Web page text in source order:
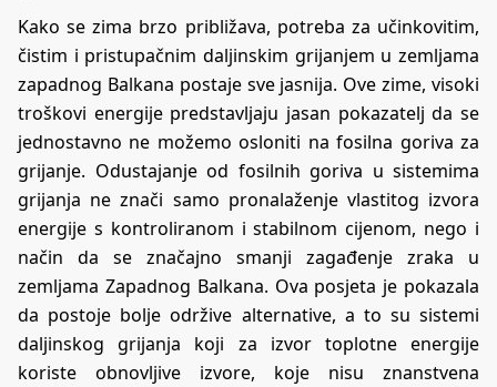
Kako se zima brzo približava, potreba za učinkovitim,
čistim i pristupačnim daljinskim grijanjem u zemljama
zapadnog Balkana postaje sve jasnija. Ove zime, visoki
troškovi energije predstavljaju jasan pokazatelj da se
jednostavno ne možemo osloniti na fosilna goriva za
grijanje. Odustajanje od fosilnih goriva u sistemima
grijanja ne znači samo pronalaženje vlastitog izvora
energije s kontroliranom i stabilnom cijenom, nego i
način da se značajno smanji zagađenje zraka u
zemljama Zapadnog Balkana. Ova posjeta je pokazala
da postoje bolje održive alternative, a to su sistemi
daljinskog grijanja koji za izvor toplotne energije
koriste obnovljive izvore, koje nisu znanstvena